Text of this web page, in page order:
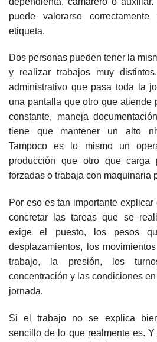
puede valorarse
etiqueta.
Dos personas pueden tener la
y realizar trabajos muy
administrativo que pasa toda la
una pantalla que otro que atiende
constante, maneja
tiene que mantener un alto
Tampoco es lo mismo un
producción que otro que carga
forzadas o trabaja con maquinaria
Por eso es tan importante
concretar las tareas que se
exige el puesto, los pesos
desplazamientos, los
trabajo, la presión, los
concentración y las condiciones
jornada.
Si el trabajo no se explica
sencillo de lo que realmente es.